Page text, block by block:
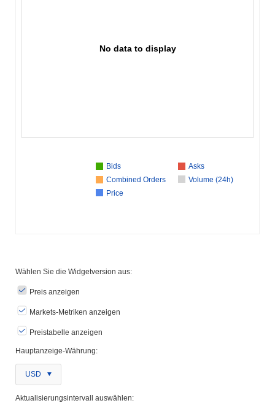
No data to display
Bids
Asks
Combined Orders
Volume (24h)
Price
Wählen Sie die Widgetversion aus:
Preis anzeigen
Markets-Metriken anzeigen
Preistabelle anzeigen
Hauptanzeige-Währung:
USD
Aktualisierungsintervall auswählen: